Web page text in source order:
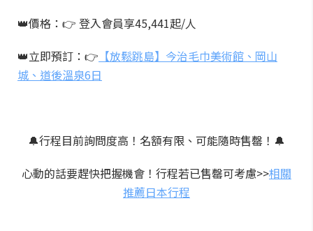
👑價格：👉 登入會員享45,441起/人
👑立即預訂：👉 【放鬆跳島】今治毛巾美術館、岡山
城、道後溫泉6日
🔔行程目前詢問度高！名額有限、可能隨時售罄！🔔
心動的話要趕快把握機會！行程若已售罄可考慮>>相關
推薦日本行程